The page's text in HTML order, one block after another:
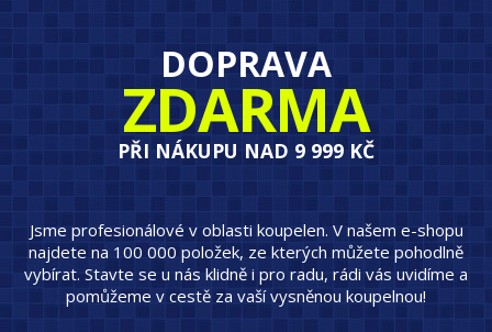
DOPRAVA
ZDARMA
PŘI NÁKUPU NAD 9 999 KČ
Jsme profesionálové v oblasti koupelen. V našem e-shopu
najdete na 100 000 položek, ze kterých můžete pohodlně
vybírat. Stavte se u nás klidně i pro radu, rádi vás uvidíme a
pomůžeme v cestě za vaší vysněnou koupelnou!